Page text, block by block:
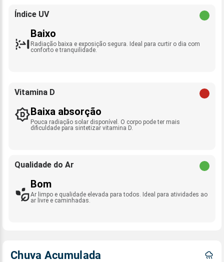
Índice UV
Baixo
Radiação baixa e exposição segura. Ideal para curtir o dia com
conforto e tranquilidade.
Vitamina D
Baixa absorção
Pouca radiação solar disponível. O corpo pode ter mais
dificuldade para sintetizar vitamina D.
Qualidade do Ar
Bom
Ar limpo e qualidade elevada para todos. Ideal para atividades ao
ar livre e caminhadas.
Chuva Acumulada